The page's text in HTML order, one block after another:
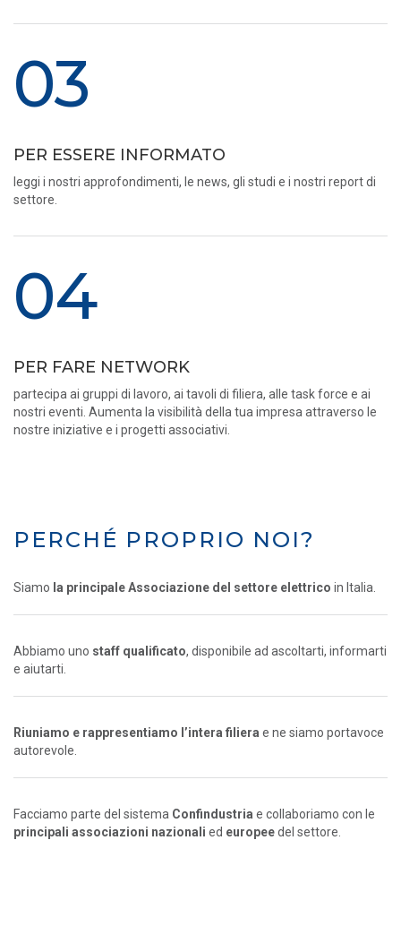
03
PER ESSERE INFORMATO
leggi i nostri approfondimenti, le news, gli studi e i nostri report di
settore.
04
PER FARE NETWORK
partecipa ai gruppi di lavoro, ai tavoli di filiera, alle task force e ai
nostri eventi. Aumenta la visibilità della tua impresa attraverso le
nostre iniziative e i progetti associativi.
PERCHÉ PROPRIO NOI?
Siamo la principale Associazione del settore elettrico in Italia.
Abbiamo uno staff qualificato, disponibile ad ascoltarti, informarti
e aiutarti.
Riuniamo e rappresentiamo l’intera filiera e ne siamo portavoce
autorevole.
Facciamo parte del sistema Confindustria e collaboriamo con le
principali associazioni nazionali ed europeedel settore.